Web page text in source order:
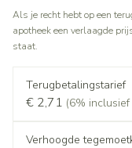
Als je recht hebt op een
apotheek een verlaagde
staat.
Terugbetalingstarief
€ 2,71 (6%
Verhoogde